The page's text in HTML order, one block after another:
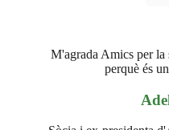
M'agrada Amics per la
perquè és